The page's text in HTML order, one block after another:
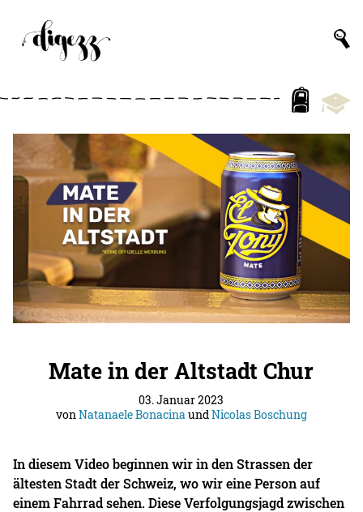
Mate in der Altstadt Chur
03. Januar 2023
vonNatanaele BonacinaundNicolas Boschung
In diesem Video beginnen wir in den Strassen der
ältesten Stadt der Schweiz, wo wir eine Person auf
einem Fahrrad sehen. Diese Verfolgungsjagd zwischen